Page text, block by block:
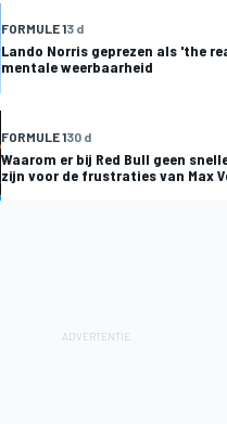
FORMULE 13 d
Lando Norris geprezen als 'the
mentale weerbaarheid
FORMULE 130 d
Waarom er bij Red Bull geen
zijn voor de frustraties van Max